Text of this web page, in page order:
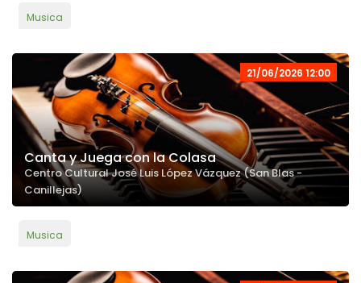
Musica
21/06/2026 12:00
Canta y Juega con la Colasa
Centro Cultural José Luis López Vázquez (San Blas -
Canillejas)
Musica